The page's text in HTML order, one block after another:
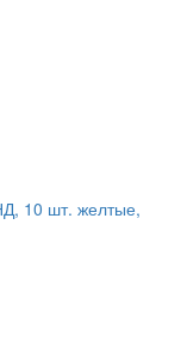
10 шт. желтые,